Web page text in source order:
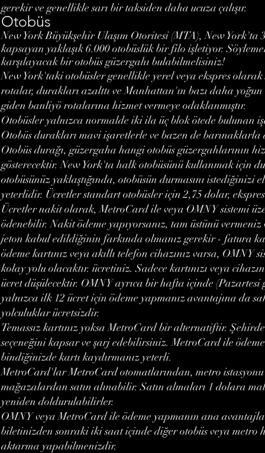
gerekir ve genellikle sarı bir taksiden daha ucuza çalışır.
Otobüs
New York Büyükşehir Ulaşım Otoritesi (MTA), New York'ta
kapsayan yaklaşık 6.000 otobüslük bir filo işletiyor.
karşılayacak bir otobüs güzergahı bulabilmelisiniz!
New York'taki otobüsler genellikle yerel veya ekspres olarak
rotalar, durakları azalttı ve Manhattan'ın bazı daha
giden banliyö rotalarına hizmet vermeye odaklanmıştır.
Otobüsler yalnızca normalde iki ila üç blok ötede bulunan
Otobüs durakları mavi işaretlerle ve bazen de barınaklarla
Otobüs durağı, güzergaha hangi otobüs güzergahlarının
gösterecektir. New York'ta halk otobüsünü kullanmak için
otobüsünüz yaklaştığında, otobüsün durmasını istediğinizi
yeterlidir. Ücretler standart otobüsler için 2,75 dolar,
Ücretler nakit olarak, MetroCard ile veya OMNY sistemi
ödenebilir. Nakit ödeme yapıyorsanız, tam üstünü
jeton kabul edildiğinin farkında olmanız gerekir - fatura
ödeme kartınız veya akıllı telefon cihazınız varsa, OMNY
kolay yolu olacaktır. ücretiniz. Sadece kartınızı veya
ücret düşülecektir. OMNY ayrıca bir hafta içinde
yalnızca ilk 12 ücret için ödeme yapmanız avantajına da
yolculuklar ücretsizdir.
Temassız kartınız yoksa MetroCard bir alternatiftir.
seçeneğini kapsar ve şarj edebilirsiniz. MetroCard ile ödeme
bindiğinizde kartı kaydırmanız yeterli.
MetroCard'lar MetroCard otomatlarından, metro
mağazalardan satın alınabilir. Satın almaları 1 dolara
yeniden doldurulabilirler.
OMNY veya MetroCard ile ödeme yapmanın ana
biletinizden sonraki iki saat içinde diğer otobüs veya metro
aktarma yapabilmenizdir.